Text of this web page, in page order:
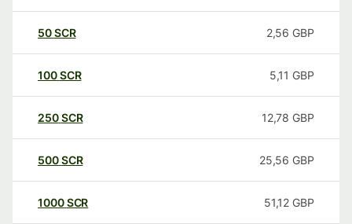
50SCR 2,56 GBP
100SCR 5,11 GBP
250SCR 12,78 GBP
500SCR 25,56 GBP
1000SCR 51,12 GBP